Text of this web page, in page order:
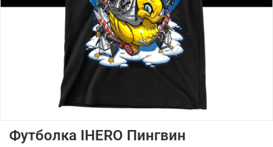
Футболка IHERO Пингвин